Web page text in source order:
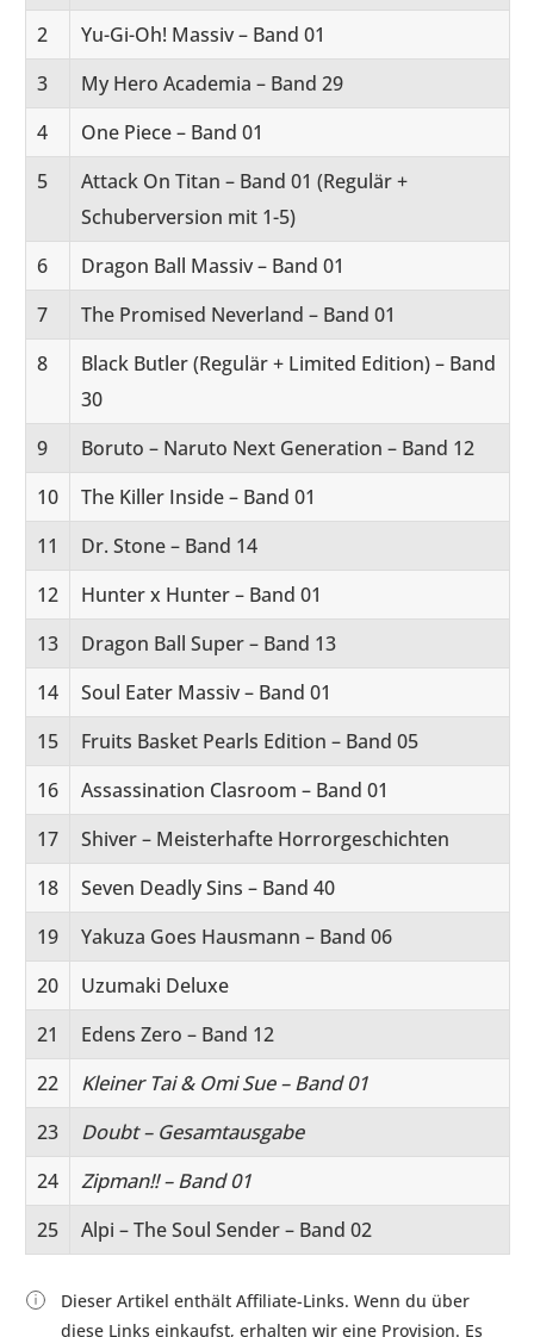
2
Yu-Gi-Oh! Massiv – Band 01
3
My Hero Academia – Band 29
4
One Piece – Band 01
5
Attack On Titan – Band 01 (Regulär +
Schuberversion mit 1-5)
6
Dragon Ball Massiv – Band 01
7
The Promised Neverland – Band 01
8
Black Butler (Regulär + Limited Edition) – Band
30
9
Boruto – Naruto Next Generation – Band 12
10
The Killer Inside – Band 01
11
Dr. Stone – Band 14
12
Hunter x Hunter – Band 01
13
Dragon Ball Super – Band 13
14
Soul Eater Massiv – Band 01
15
Fruits Basket Pearls Edition – Band 05
16
Assassination Clasroom – Band 01
17
Shiver – Meisterhafte Horrorgeschichten
18
Seven Deadly Sins – Band 40
19
Yakuza Goes Hausmann – Band 06
20
Uzumaki Deluxe
21
Edens Zero – Band 12
22
Kleiner Tai & Omi Sue – Band 01
23
Doubt – Gesamtausgabe
24
Zipman!! – Band 01
25
Alpi – The Soul Sender – Band 02
Dieser Artikel enthält Affiliate-Links. Wenn du über
diese Links einkaufst, erhalten wir eine Provision. Es